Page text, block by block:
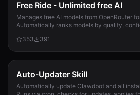
Free Ride - Unlimited free AI
Manages free AI models from OpenRouter
Automatically ranks models by quality,
353
391
Auto-Updater Skill
Automatically update Clawdbot and all